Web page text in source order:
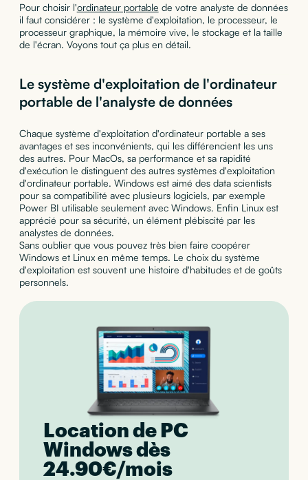
Pour choisir l'ordinateur portable de votre analyste de données
il faut considérer : le système d'exploitation, le processeur, le
processeur graphique, la mémoire vive, le stockage et la taille
de l'écran. Voyons tout ça plus en détail.
Le système d'exploitation de l'ordinateur
portable de l'analyste de données
Chaque système d'exploitation d'ordinateur portable a ses
avantages et ses inconvénients, qui les différencient les uns
des autres. Pour MacOs, sa performance et sa rapidité
d'exécution le distinguent des autres systèmes d'exploitation
d'ordinateur portable. Windows est aimé des data scientists
pour sa compatibilité avec plusieurs logiciels, par exemple
Power BI utilisable seulement avec Windows. Enfin Linux est
apprécié pour sa sécurité, un élément plébiscité par les
analystes de données.
Sans oublier que vous pouvez très bien faire coopérer
Windows et Linux en même temps. Le choix du système
d'exploitation est souvent une histoire d'habitudes et de goûts
personnels.
Location de PC
Windows dès
24.90€/mois